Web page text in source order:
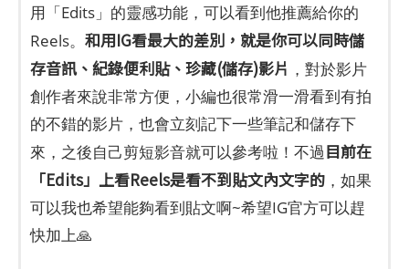
用「Edits」的靈感功能，可以看到他推薦給你的
Reels。 和用IG看最大的差別，就是你可以同時儲
存音訊、紀錄便利貼、珍藏(儲存)影片 ，對於影片
創作者來說非常方便，小編也很常滑一滑看到有拍
的不錯的影片，也會立刻記下一些筆記和儲存下
來，之後自己剪短影音就可以參考啦！不過目前在
「Edits」上看Reels是看不到貼文內文字的 ，如果
可以我也希望能夠看到貼文啊~希望IG官方可以趕
快加上🙏